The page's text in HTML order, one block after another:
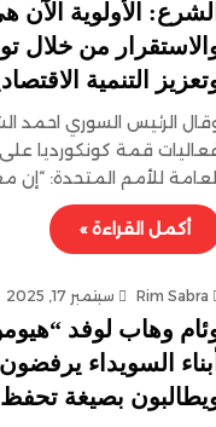
الشرع: الأولوية الآن
من خلال
التنمية
الرئيس السوري احمد
قمة كونكورديا
للأمم المتحدة: “إن
أكمل القراءة »
Rim Sabra سبتمبر 17, 2025
وهاب لوفد
أبناء السويداء
بصيغة